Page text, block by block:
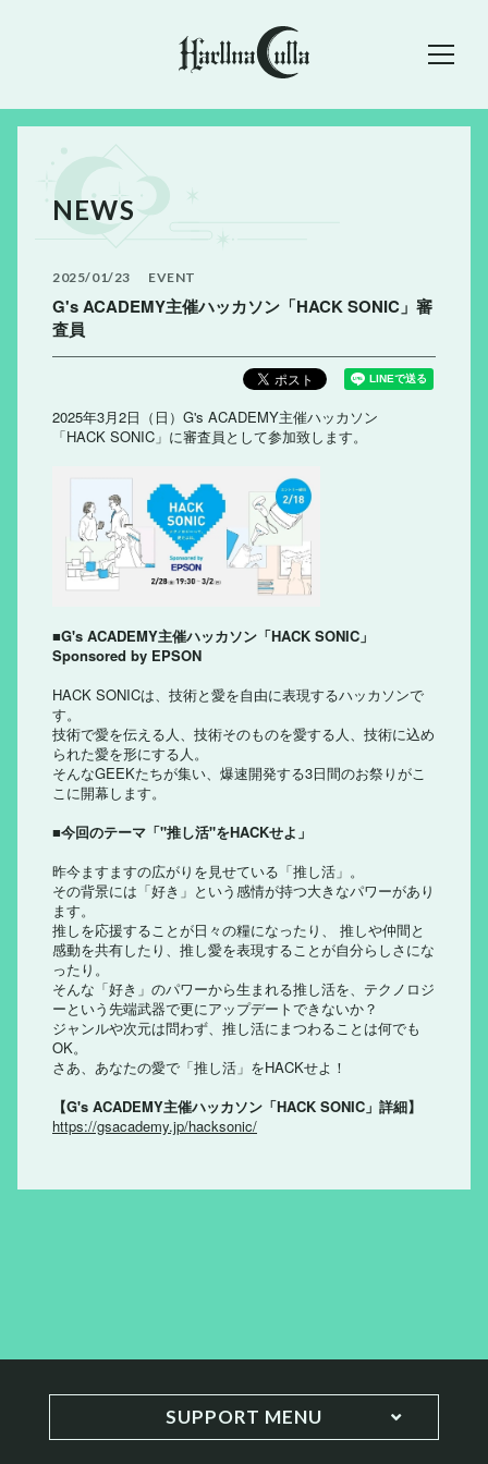
NEWS
2025 01 23 EVENT
G's ACADEMY主催ハッカソン「HACK SONIC」審
査員
2025年3月2日（日）G's ACADEMY主催ハッカソン
「HACK SONIC」に審査員として参加致します。
■G's ACADEMY主催ハッカソン「HACK SONIC」
Sponsored by EPSON
HACK SONICは、技術と愛を自由に表現するハッカソンで
す。
技術で愛を伝える人、技術そのものを愛する人、技術に込め
られた愛を形にする人。
そんなGEEKたちが集い、爆速開発する3日間のお祭りがこ
こに開幕します。
■今回のテーマ「"推し活"をHACKせよ」
昨今ますますの広がりを見せている「推し活」。
その背景には「好き」という感情が持つ大きなパワーがあり
ます。
推しを応援することが日々の糧になったり、 推しや仲間と
感動を共有したり、推し愛を表現することが自分らしさにな
ったり。
そんな「好き」のパワーから生まれる推し活を、テクノロジ
ーという先端武器で更にアップデートできないか？
ジャンルや次元は問わず、推し活にまつわることは何でも
OK。
さあ、あなたの愛で「推し活」をHACKせよ！
【G's ACADEMY主催ハッカソン「HACK SONIC」詳細】
https://gsacademy.jp/hacksonic/
SUPPORT MENU